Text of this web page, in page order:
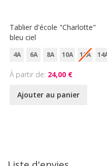
Tablier d'école "Charlotte"
bleu ciel
4A 6A 8A 10A 12A
À partir de 24,00 €
Ajouter au panier